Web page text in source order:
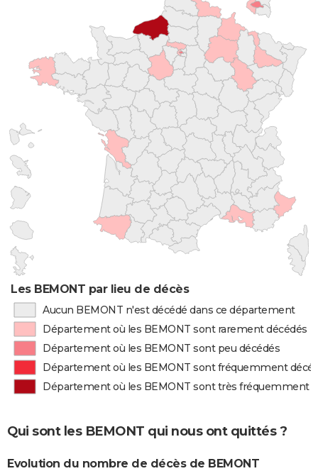
Les BEMONT par lieu de décès
Aucun BEMONT n'est décédé dans ce département
Département où les BEMONT sont rarement décédés
Département où les BEMONT sont peu décédés
Département où les BEMONT sont fréquemment
Département où les BEMONT sont très fréquemment
Qui sont les BEMONT qui nous ont quittés ?
Evolution du nombre de décès de BEMONT